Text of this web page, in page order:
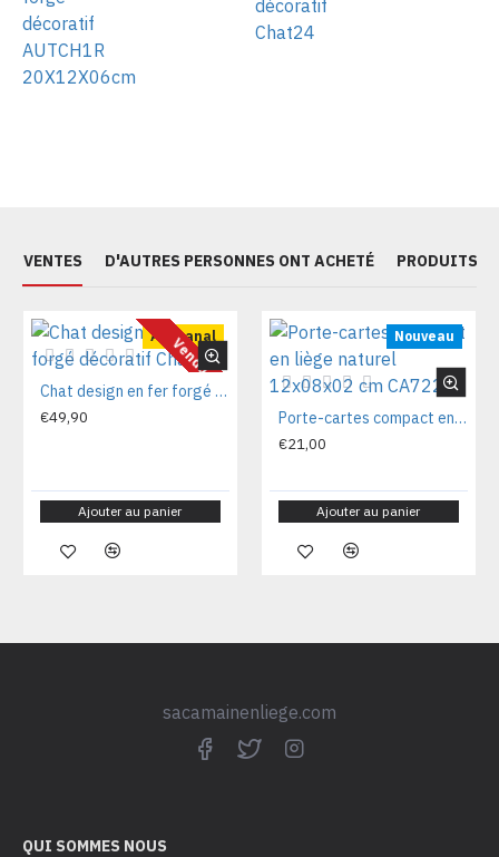
VENTES D'AUTRES PERSONNES ONT ACHETÉ PRODUITS
Artisanal
Vendu
Chat design en fer forgé décoratif Chat70
€49,90
Ajouter au panier
Nouveau
Porte-cartes compact en liège naturel 12x08x02 cm CA7225V
€21,00
Ajouter au panier
sacamainenliege.com
QUI SOMMES NOUS